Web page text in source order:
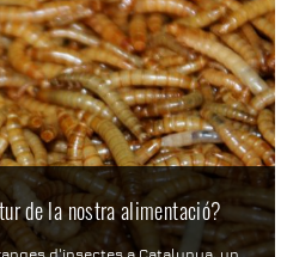
de la nostra alimentació?